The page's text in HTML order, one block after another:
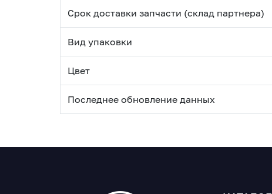
Срок доставки запчасти (склад партнера)
Вид упаковки
Цвет
Последнее обновление данных